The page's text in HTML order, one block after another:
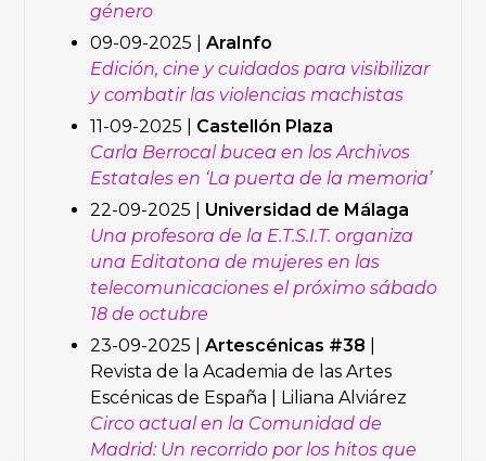
género
09-09-2025 |
AraInfo
Edición, cine y cuidados para visibilizar
y combatir las violencias machistas
11-09-2025 |
Castellón Plaza
Carla Berrocal bucea en los Archivos
Estatales en ‘La puerta de la memoria’
22-09-2025 |
Universidad de Málaga
Una profesora de la E.T.S.I.T. organiza
una Editatona de mujeres en las
telecomunicaciones el próximo sábado
18 de octubre
23-09-2025 |
Artescénicas #38
Revista de la Academia de las Artes
Escénicas de España | Liliana Alviárez
Circo actual en la Comunidad de
Madrid: Un recorrido por los hitos que